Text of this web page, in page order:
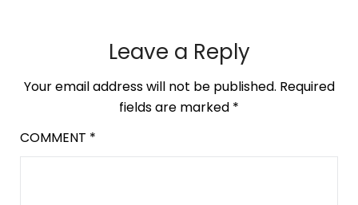
Leave a Reply
Your email address will not be published. Required
fields are marked *
COMMENT *